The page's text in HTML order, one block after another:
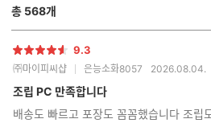
기
총 568개
별
점
9.3
㈜마이피씨샵 은능소화8057 2026.08.04.
조립 PC 만족합니다
배송도 빠르고 포장도 꼼꼼했습니다 조립